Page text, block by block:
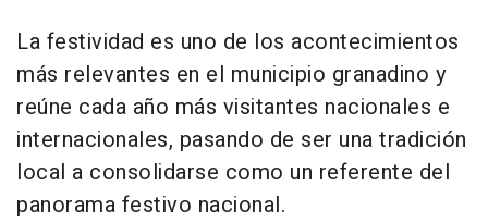
La festividad es uno de los acontecimientos
más relevantes en el municipio granadino y
reúne cada año más visitantes nacionales e
internacionales, pasando de ser una tradición
local a consolidarse como un referente del
panorama festivo nacional.